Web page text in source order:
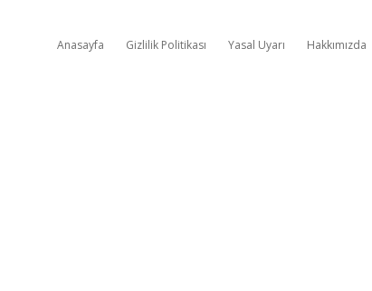
Anasayfa Gizlilik Politikası Yasal Uyarı Hakkımızda